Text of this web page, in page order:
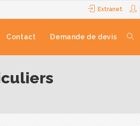
Extranet
Contact Demande de devis